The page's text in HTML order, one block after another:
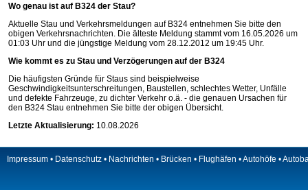
Wo genau ist auf B324 der Stau?
Aktuelle Stau und Verkehrsmeldungen auf B324 entnehmen Sie bitte den
obigen Verkehrsnachrichten. Die älteste Meldung stammt vom 16.05.2026 um
01:03 Uhr und die jüngstige Meldung vom 28.12.2012 um 19:45 Uhr.
Wie kommt es zu Stau und Verzögerungen auf der B324
Die häufigsten Gründe für Staus sind beispielweise
Geschwindigkeitsunterschreitungen, Baustellen, schlechtes Wetter, Unfälle
und defekte Fahrzeuge, zu dichter Verkehr o.ä. - die genauen Ursachen für
den B324 Stau entnehmen Sie bitte der obigen Übersicht.
Letzte Aktualisierung: 10.08.2026
Impressum • Datenschutz • Nachrichten • Brücken • Flughäfen •Autohöfe •